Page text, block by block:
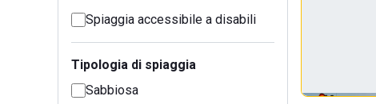
Spiaggia accessibile a disabili
Tipologia di spiaggia
Sabbiosa